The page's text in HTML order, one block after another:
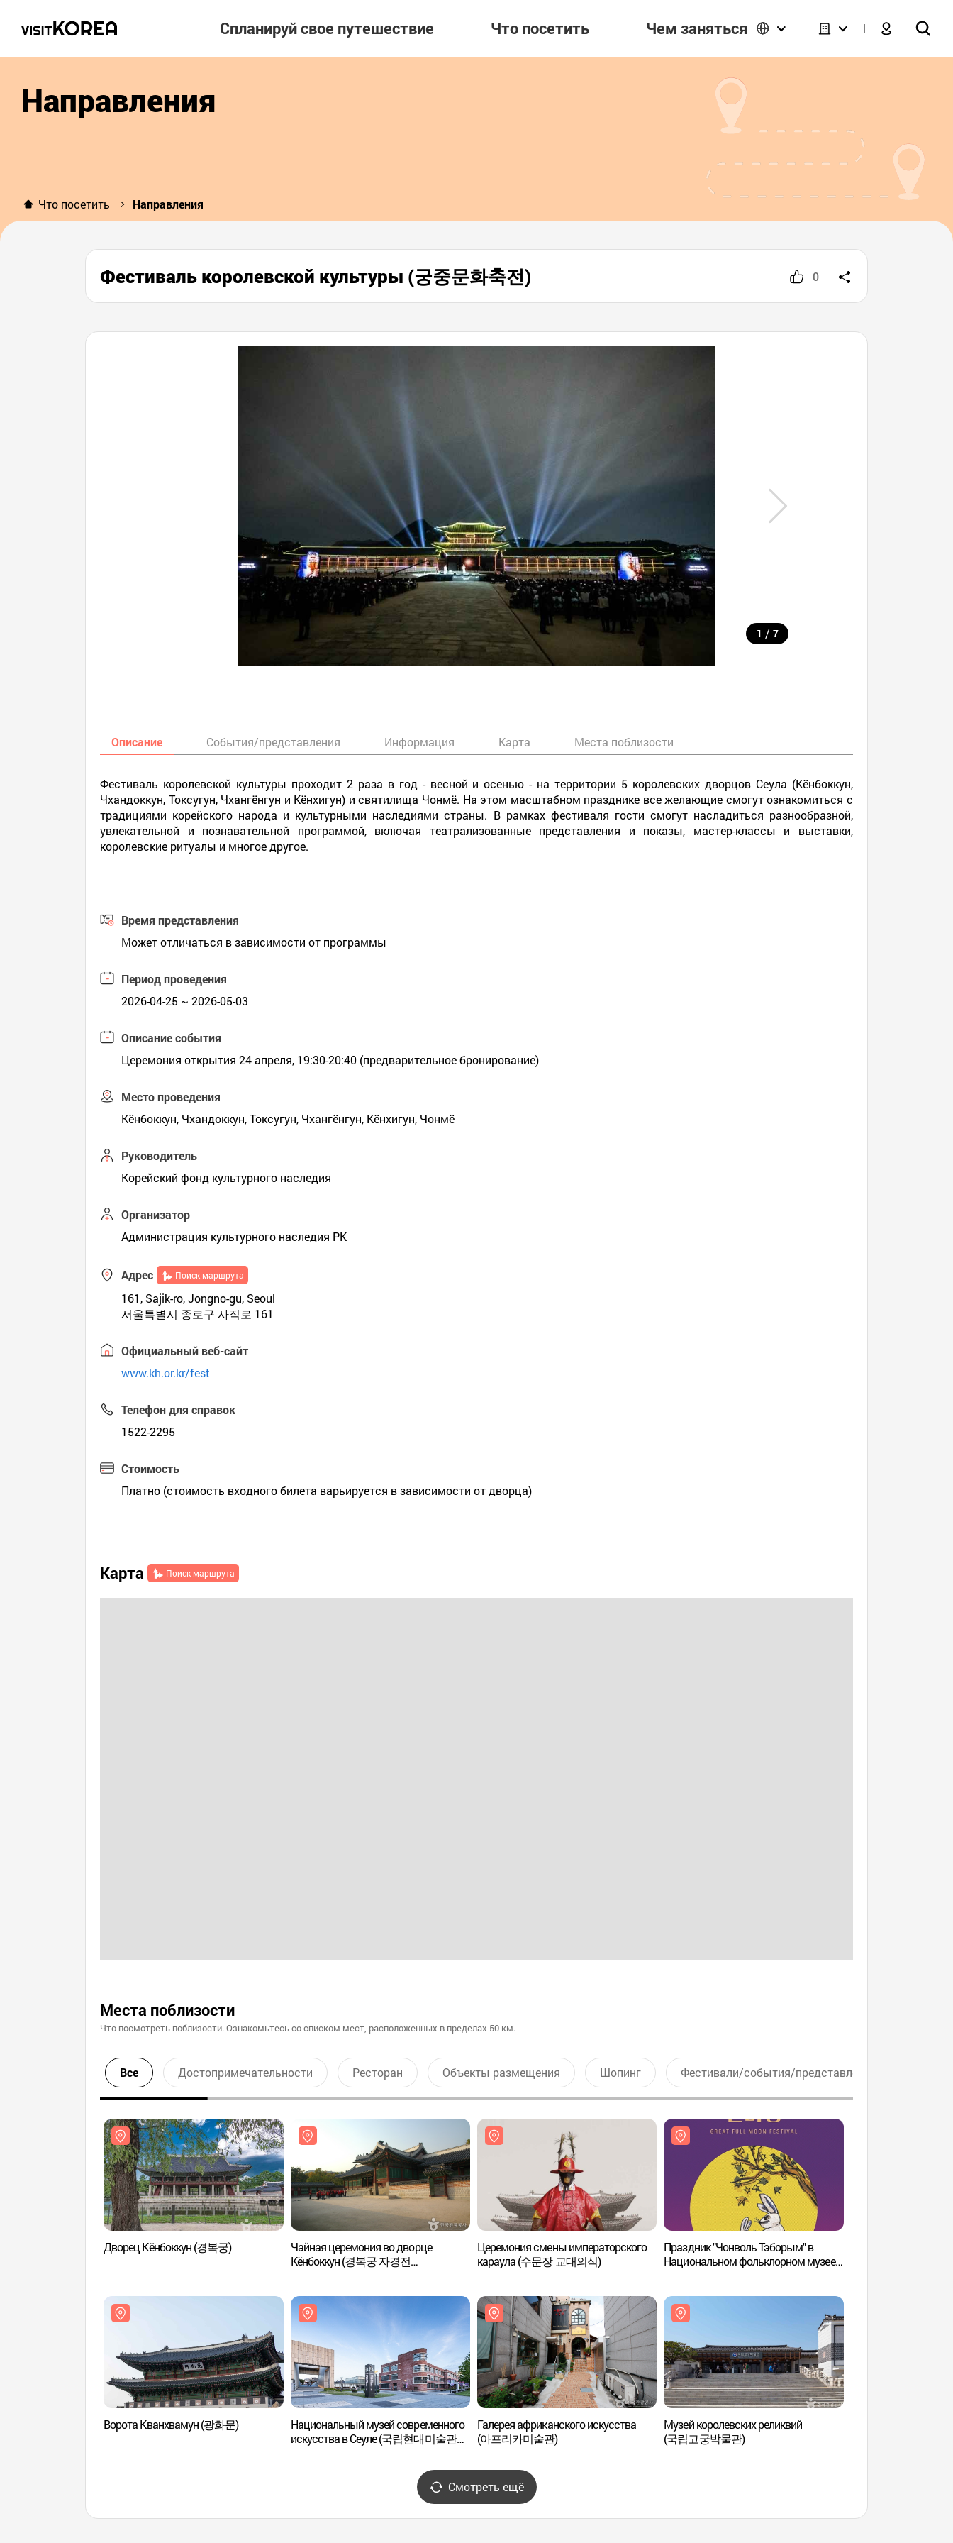
Спланируй свое путешествие Что посетить Чем заняться
Направления
Что посетить Направления
Фестиваль королевской культуры (궁중문화축전) 0
1 / 7
Описание События/представления Информация Карта Места поблизости
Фестиваль королевской культуры проходит 2 раза в год - весной и осенью - на территории 5 королевских дворцов Сеула (Кёнбоккун,
Чхандоккун, Токсугун, Чхангёнгун и Кёнхигун) и святилища Чонмё. На этом масштабном празднике все желающие смогут ознакомиться с
традициями корейского народа и культурными наследиями страны. В рамках фестиваля гости смогут насладиться разнообразной,
увлекательной и познавательной программой, включая театрализованные представления и показы, мастер-классы и выставки,
королевские ритуалы и многое другое.
Время представления
Может отличаться в зависимости от программы
Период проведения
2026-04-25 ~ 2026-05-03
Описание события
Церемония открытия 24 апреля, 19:30-20:40 (предварительное бронирование)
Место проведения
Кёнбоккун, Чхандоккун, Токсугун, Чхангёнгун, Кёнхигун, Чонмё
Руководитель
Корейский фонд культурного наследия
Организатор
Администрация культурного наследия РК
Адрес Поиск маршрута
161, Sajik-ro, Jongno-gu, Seoul
서울특별시 종로구 사직로 161
Официальный веб-сайт
www.kh.or.kr/fest
Телефон для справок
1522-2295
Стоимость
Платно (стоимость входного билета варьируется в зависимости от дворца)
Карта Поиск маршрута
Места поблизости
Что посмотреть поблизости. Ознакомьтесь со списком мест, расположенных в пределах 50 км.
Все Достопримечательности Ресторан Объекты размещения Шопинг Фестивали/события/представления
Дворец Кёнбоккун (경복궁)
Чайная церемония во дворце
Кёнбоккун (경복궁 자경전
Церемония смены императорского
караула (수문장 교대의식)
Праздник "Чонволь Тэборым" в
Национальном фольклорном музее
Ворота Кванхвамун (광화문)
Национальный музей современного
искусства в Сеуле (국립현대미술관
Галерея африканского искусства
(아프리카미술관)
Музей королевских реликвий
(국립고궁박물관)
Смотреть ещё